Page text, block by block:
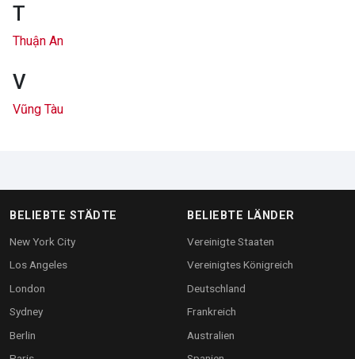
T
Thuận An
V
Vũng Tàu
BELIEBTE STÄDTE
New York City
Los Angeles
London
Sydney
Berlin
BELIEBTE LÄNDER
Vereinigte Staaten
Vereinigtes Königreich
Deutschland
Frankreich
Australien